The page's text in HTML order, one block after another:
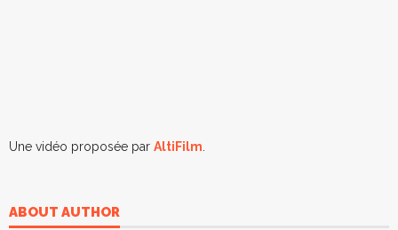
Une vidéo proposée par AltiFilm.
ABOUT AUTHOR